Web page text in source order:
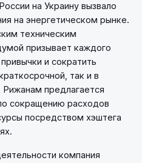
на Украину вызвало
на энергетическом рынке.
техническим
призывает каждого
и сократить
так и в
Рижанам предлагается
сокращению расходов
посредством хэштега
компания